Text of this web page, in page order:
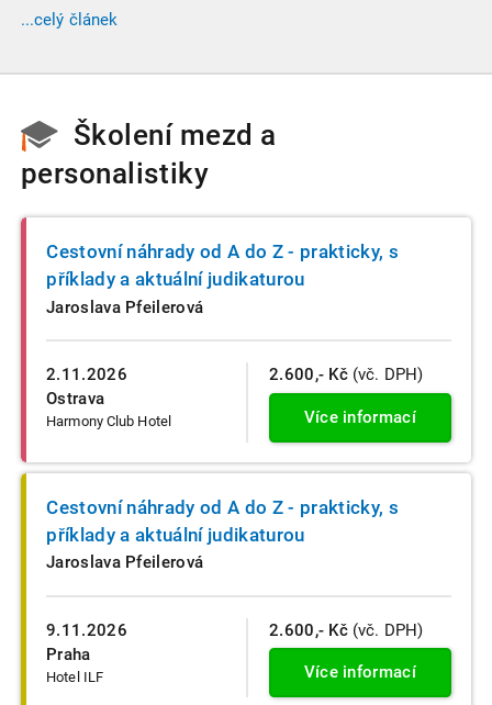
prohlídkami. Vybrali jsme tři zásadní změny, které ovlivní
vaši každodenní praxi, a stručný přehled ostatních novinek.
...celý článek
Školení mezd a
personalistiky
2.11.2026
Ostrava
Harmony Club Hotel
Cestovní náhrady od A do Z - prakticky, s
příklady a aktuální judikaturou
Jaroslava Pfeilerová
2.600,- Kč (vč. DPH)
Více informací
9.11.2026
Praha
Hotel ILF
Cestovní náhrady od A do Z - prakticky, s
příklady a aktuální judikaturou
Jaroslava Pfeilerová
2.600,- Kč (vč. DPH)
Více informací